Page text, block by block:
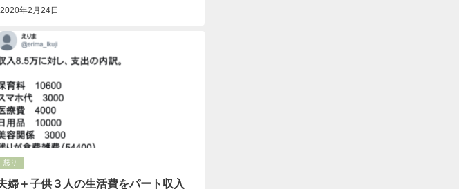
2020年2月24日
怒り
婦＋子供３人の生活費をパート収入